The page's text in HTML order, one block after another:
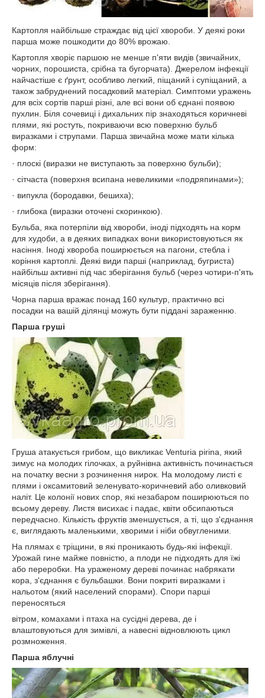
Картопля найбільше страждає від цієї хвороби. У деякі роки
парша може пошкодити до 80% врожаю.
Картопля хворіє паршою не менше п'яти видів (звичайних,
чорних, порошиста, срібна та бугорчата). Джерелом інфекції
найчастіше є ґрунт, особливо легкий, піщаний і супіщаний, а
також забруднений посадковий матеріал. Симптоми уражень
для всіх сортів парші різні, але всі вони об єднані появою
пухлин. Біля сочевиці і дихальних пір знаходяться коричневі
плями, які ростуть, покриваючи всю поверхню бульб
виразками і струпами. Парша звичайна може мати кілька
форм:
· плоскі (виразки не виступають за поверхню бульби);
· сітчаста (поверхня всипана невеликими «подряпинами»);
· випукла (бородавки, бешиха);
· глибока (виразки оточені скоринкою).
Бульба, яка потерпіли від хвороби, іноді підходять на корм
для худоби, а в деяких випадках вони використовуються як
насіння. Іноді хвороба поширюється на пагони, стебла і
коріння картоплі. Деякі види парші (наприклад, бугриста)
найбільш активні під час зберігання бульб (через чотири-п'ять
місяців після зберігання).
Чорна парша вражає понад 160 культур, практично всі
посадки на вашій ділянці можуть бути піддані зараженню.
Парша груші
Груша атакується грибом, що викликає Venturia pirina, який
зимує на молодих гілочках, а руйнівна активність починається
на початку весни з розчинення нирок. На молодому листі є
плями і оксамитовий зеленувато-коричневий або оливковий
наліт. Це колонії нових спор, які незабаром поширюються по
всьому дереву. Листя висихає і падає, квіти обсипаються
передчасно. Кількість фруктів зменшується, а ті, що з'єднання
є, виглядають маленькими, хворими і ніби обвугленими.
На плямах є тріщини, в які проникають будь-які інфекції.
Урожай гине майже повністю, а плоди не підходять для їжі
або переробки. На ураженому дереві починає набрякати
кора, з'єднання є бульбашки. Вони покриті виразками і
нальотом (який населений спорами). Спори парші
переносяться
вітром, комахами і птаха на сусідні дерева, де і
влаштовуються для зимівлі, а навесні відновлюють цикл
розмноження.
Парша яблучні